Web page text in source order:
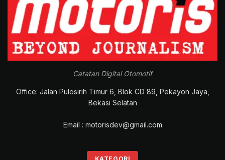
Catatan Digital Otomotif
Office: Jalan Pulosirih Timur 6, Blok CD 89, Pekayon Jaya,
Bekasi Selatan
Email : motorisdev@gmail.com